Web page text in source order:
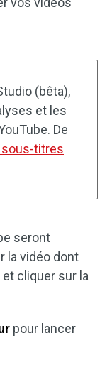
(bêta),
et les
De
titres
seront
la vidéo dont
cliquer sur la
pour lancer